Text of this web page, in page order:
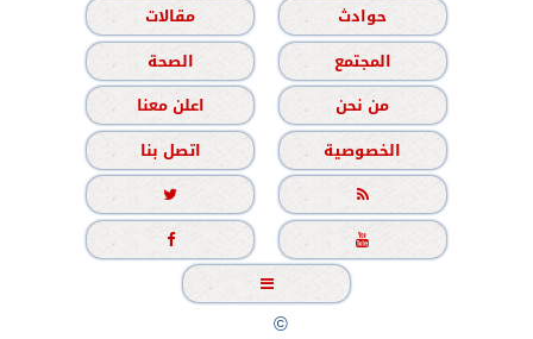
حوادث
مقالات
المجتمع
الصحة
من نحن
اعلن معنا
الخصوصية
اتصل بنا





جميع الحقوق محفوظة©